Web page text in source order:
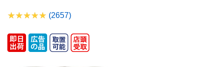
(2657)